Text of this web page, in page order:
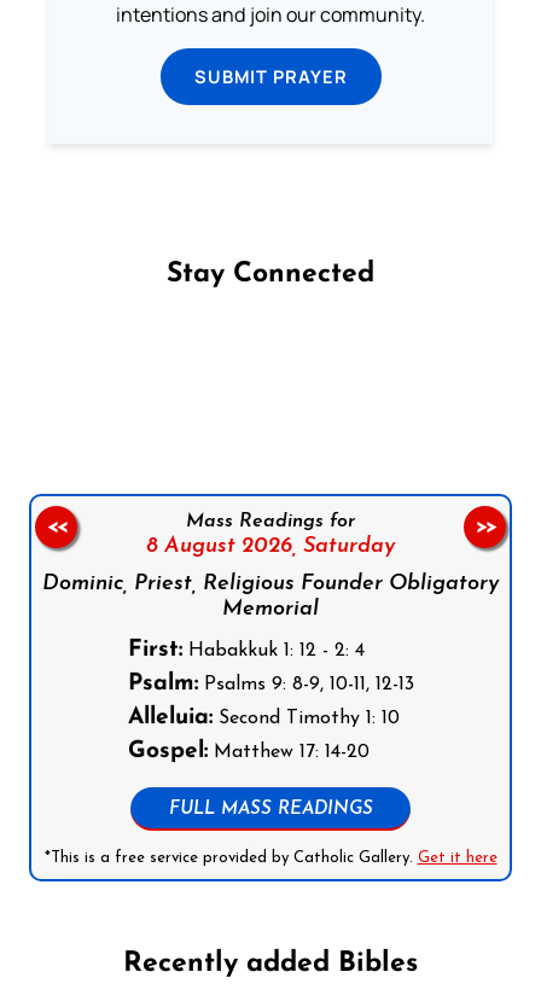
intentions and join our community.
SUBMIT PRAYER
Stay Connected
Mass Readings for
8 August 2026, Saturday
Dominic, Priest, Religious Founder Obligatory
Memorial
First:Habakkuk 1: 12 - 2: 4
Psalm:Psalms 9: 8-9, 10-11, 12-13
Alleluia:Second Timothy 1: 10
Gospel:Matthew 17: 14-20
FULL MASS READINGS
*This is a free service provided by Catholic Gallery. Get it here
<< >>
Recently added Bibles